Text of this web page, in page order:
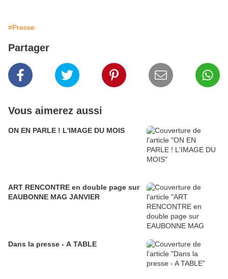
#Presse
Partager
Vous aimerez aussi
ON EN PARLE ! L'IMAGE DU MOIS
ART RENCONTRE en double page sur
EAUBONNE MAG JANVIER
Dans la presse - A TABLE